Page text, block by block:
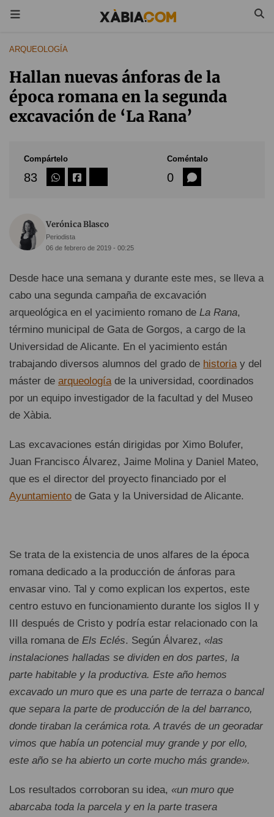
ARQUEOLOGÍA
Hallan nuevas ánforas de la
época romana en la segunda
excavación de ‘La Rana’
Compártelo
83
Coméntalo
0
Verónica Blasco
Periodista
06 de febrero de 2019 - 00:25
Desde hace una semana y durante este mes, se lleva a
cabo una segunda campaña de excavación
arqueológica en el yacimiento romano de La Rana,
término municipal de Gata de Gorgos, a cargo de la
Universidad de Alicante. En el yacimiento están
trabajando diversos alumnos del grado de historiay del
máster de arqueologíade la universidad, coordinados
por un equipo investigador de la facultad y del Museo
de Xàbia.
Las excavaciones están dirigidas por Ximo Bolufer,
Juan Francisco Álvarez, Jaime Molina y Daniel Mateo,
que es el director del proyecto financiado por el
Ayuntamiento de Gata y la Universidad de Alicante.
Se trata de la existencia de unos alfares de la época
romana dedicado a la producción de ánforas para
envasar vino. Tal y como explican los expertos, este
centro estuvo en funcionamiento durante los siglos II y
III después de Cristo y podría estar relacionado con la
villa romana de Els Eclés. Según Álvarez, «las
instalaciones halladas se dividen en dos partes, la
parte habitable y la productiva. Este año hemos
excavado un muro que es una parte de terraza o bancal
que separa la parte de producción de la del barranco,
donde tiraban la cerámica rota. A través de un georadar
vimos que había un potencial muy grande y por ello,
este año se ha abierto un corte mucho más grande».
Los resultados corroboran su idea, «un muro que
abarcaba toda la parcela y en la parte trasera